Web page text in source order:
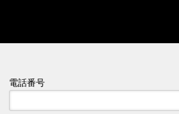
電話番号